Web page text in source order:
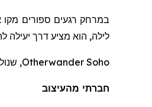
במרחק רגעים ספורים
לילה, הוא מציע דרך יעילה
Otherwander Soho, שנולד
חברתי מהעיצוב